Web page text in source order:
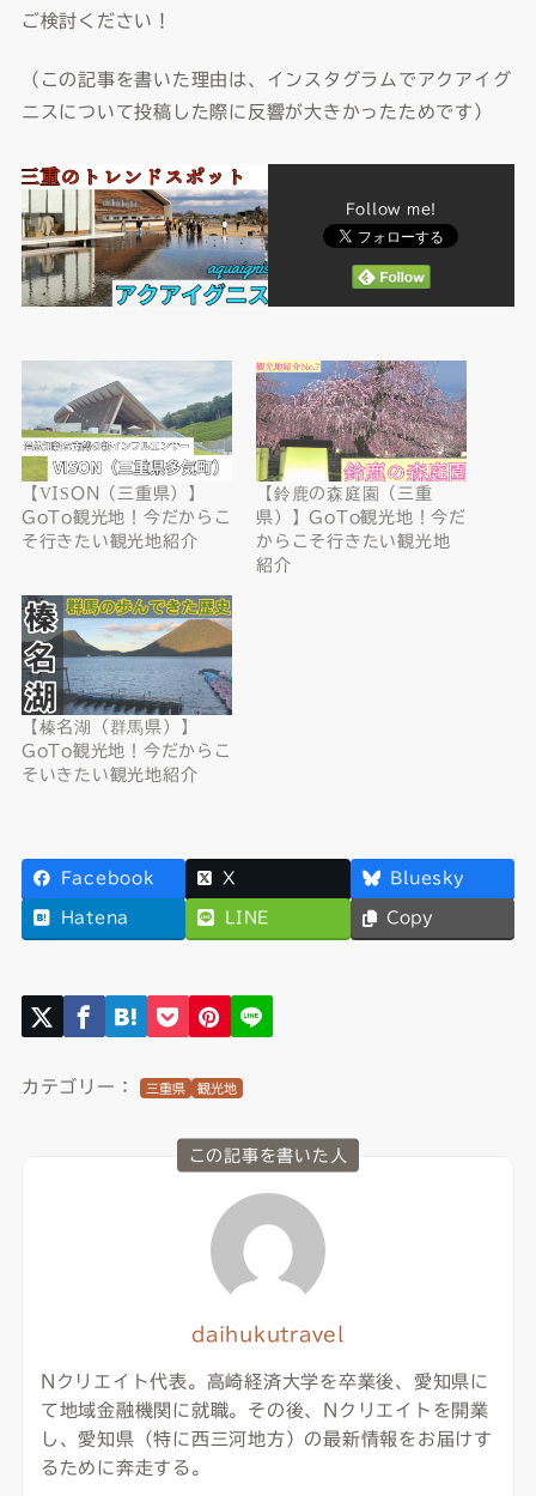
ご検討ください！
（この記事を書いた理由は、インスタグラムでアクアイグ
ニスについて投稿した際に反響が大きかったためです）
Follow me!
【VISON（三重県）】
GoTo観光地！今だからこ
そ行きたい観光地紹介
【鈴鹿の森庭園（三重
県）】GoTo観光地！今だ
からこそ行きたい観光地
紹介
【榛名湖（群馬県）】
GoTo観光地！今だからこ
そいきたい観光地紹介
Facebook X Bluesky
Hatena LINE Copy
カテゴリー： 三重県 観光地
この記事を書いた人
daihukutravel
Nクリエイト代表。高崎経済大学を卒業後、愛知県に
て地域金融機関に就職。その後、Nクリエイトを開業
し、愛知県（特に西三河地方）の最新情報をお届けす
るために奔走する。